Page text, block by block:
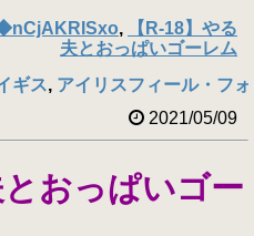
,
【R-18】やる
夫とおっぱいゴーレム
ギス, アイリスフィール・フ
2021/05/09
とおっぱいゴー